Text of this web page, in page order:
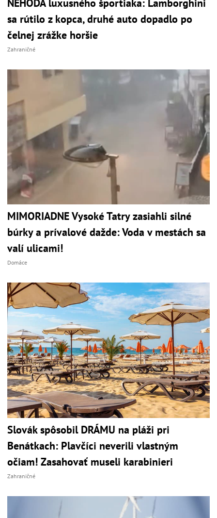
NEHODA luxusného športiaka: Lamborghini
sa rútilo z kopca, druhé auto dopadlo po
čelnej zrážke horšie
Zahraničné
MIMORIADNE Vysoké Tatry zasiahli silné
búrky a prívalové dažde: Voda v mestách sa
valí ulicami!
Domáce
Slovák spôsobil DRÁMU na pláži pri
Benátkach: Plavčíci neverili vlastným
očiam! Zasahovať museli karabinieri
Zahraničné